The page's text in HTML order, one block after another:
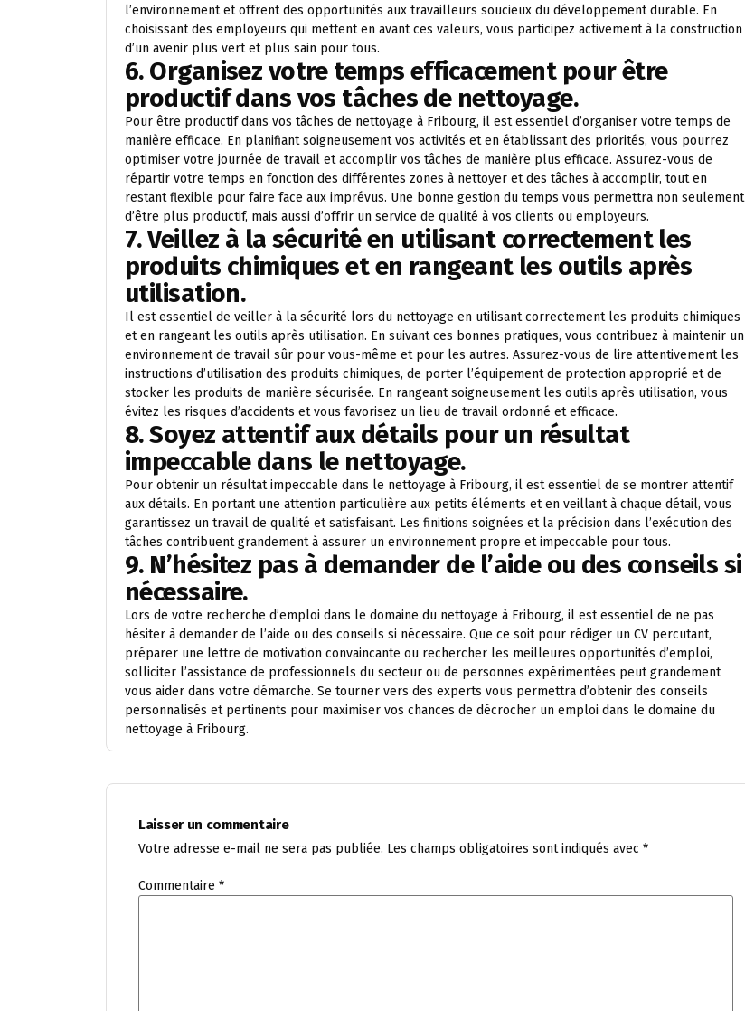
l’environnement et offrent des opportunités aux travailleurs soucieux du développement durable. En
choisissant des employeurs qui mettent en avant ces valeurs, vous participez activement à la construction
d’un avenir plus vert et plus sain pour tous.
6. Organisez votre temps efficacement pour être
productif dans vos tâches de nettoyage.
Pour être productif dans vos tâches de nettoyage à Fribourg, il est essentiel d’organiser votre temps de
manière efficace. En planifiant soigneusement vos activités et en établissant des priorités, vous pourrez
optimiser votre journée de travail et accomplir vos tâches de manière plus efficace. Assurez-vous de
répartir votre temps en fonction des différentes zones à nettoyer et des tâches à accomplir, tout en
restant flexible pour faire face aux imprévus. Une bonne gestion du temps vous permettra non seulement
d’être plus productif, mais aussi d’offrir un service de qualité à vos clients ou employeurs.
7. Veillez à la sécurité en utilisant correctement les
produits chimiques et en rangeant les outils après
utilisation.
Il est essentiel de veiller à la sécurité lors du nettoyage en utilisant correctement les produits chimiques
et en rangeant les outils après utilisation. En suivant ces bonnes pratiques, vous contribuez à maintenir un
environnement de travail sûr pour vous-même et pour les autres. Assurez-vous de lire attentivement les
instructions d’utilisation des produits chimiques, de porter l’équipement de protection approprié et de
stocker les produits de manière sécurisée. En rangeant soigneusement les outils après utilisation, vous
évitez les risques d’accidents et vous favorisez un lieu de travail ordonné et efficace.
8. Soyez attentif aux détails pour un résultat
impeccable dans le nettoyage.
Pour obtenir un résultat impeccable dans le nettoyage à Fribourg, il est essentiel de se montrer attentif
aux détails. En portant une attention particulière aux petits éléments et en veillant à chaque détail, vous
garantissez un travail de qualité et satisfaisant. Les finitions soignées et la précision dans l’exécution des
tâches contribuent grandement à assurer un environnement propre et impeccable pour tous.
9. N’hésitez pas à demander de l’aide ou des conseils si
nécessaire.
Lors de votre recherche d’emploi dans le domaine du nettoyage à Fribourg, il est essentiel de ne pas
hésiter à demander de l’aide ou des conseils si nécessaire. Que ce soit pour rédiger un CV percutant,
préparer une lettre de motivation convaincante ou rechercher les meilleures opportunités d’emploi,
solliciter l’assistance de professionnels du secteur ou de personnes expérimentées peut grandement
vous aider dans votre démarche. Se tourner vers des experts vous permettra d’obtenir des conseils
personnalisés et pertinents pour maximiser vos chances de décrocher un emploi dans le domaine du
nettoyage à Fribourg.
Laisser un commentaire
Votre adresse e-mail ne sera pas publiée. Les champs obligatoires sont indiqués avec *
Commentaire *